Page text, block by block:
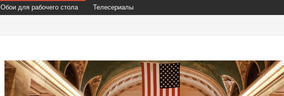
Обои для рабочего стола Телесериалы